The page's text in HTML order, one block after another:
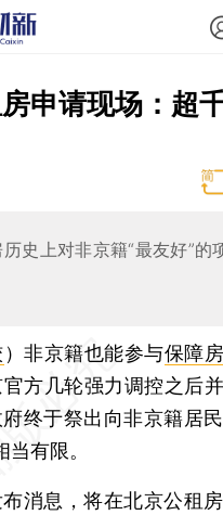
申请现场：超
史上对非京籍“最友好”的
）非京籍也能参与保障
方几轮强力调控之后
终于祭出向非京籍居
有限。
息，将在北京公租